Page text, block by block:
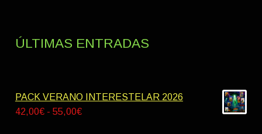
ÚLTIMAS ENTRADAS
PACK VERANO INTERESTELAR 2026
42,00€ - 55,00€Rango